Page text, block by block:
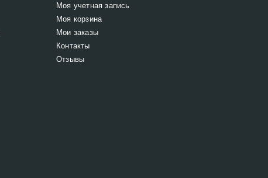
Моя учетная запись
Моя корзина
Мои заказы
Контакты
Отзывы